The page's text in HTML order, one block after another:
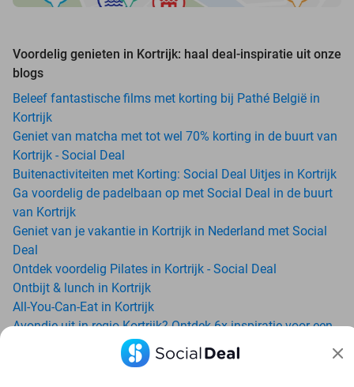
Voordelig genieten in Kortrijk: haal deal-inspiratie uit onze
blogs
Beleef fantastische films met korting bij Pathé België in
Kortrijk
Geniet van matcha met tot wel 70% korting in de buurt van
Kortrijk - Social Deal
Buitenactiviteiten met Korting: Social Deal Uitjes in Kortrijk
Ga voordelig de padelbaan op met Social Deal in de buurt
van Kortrijk
Geniet van je vakantie in Kortrijk in Nederland met Social
Deal
Ontdek voordelig Pilates in Kortrijk - Social Deal
Ontbijt & lunch in Kortrijk
All-You-Can-Eat in Kortrijk
Avondje uit in regio Kortrijk? Ontdek 6x inspiratie voor een
onvergetelijke avond
Date ideeën voor Kortrijk en omgeving: ontdek 16 tips voor